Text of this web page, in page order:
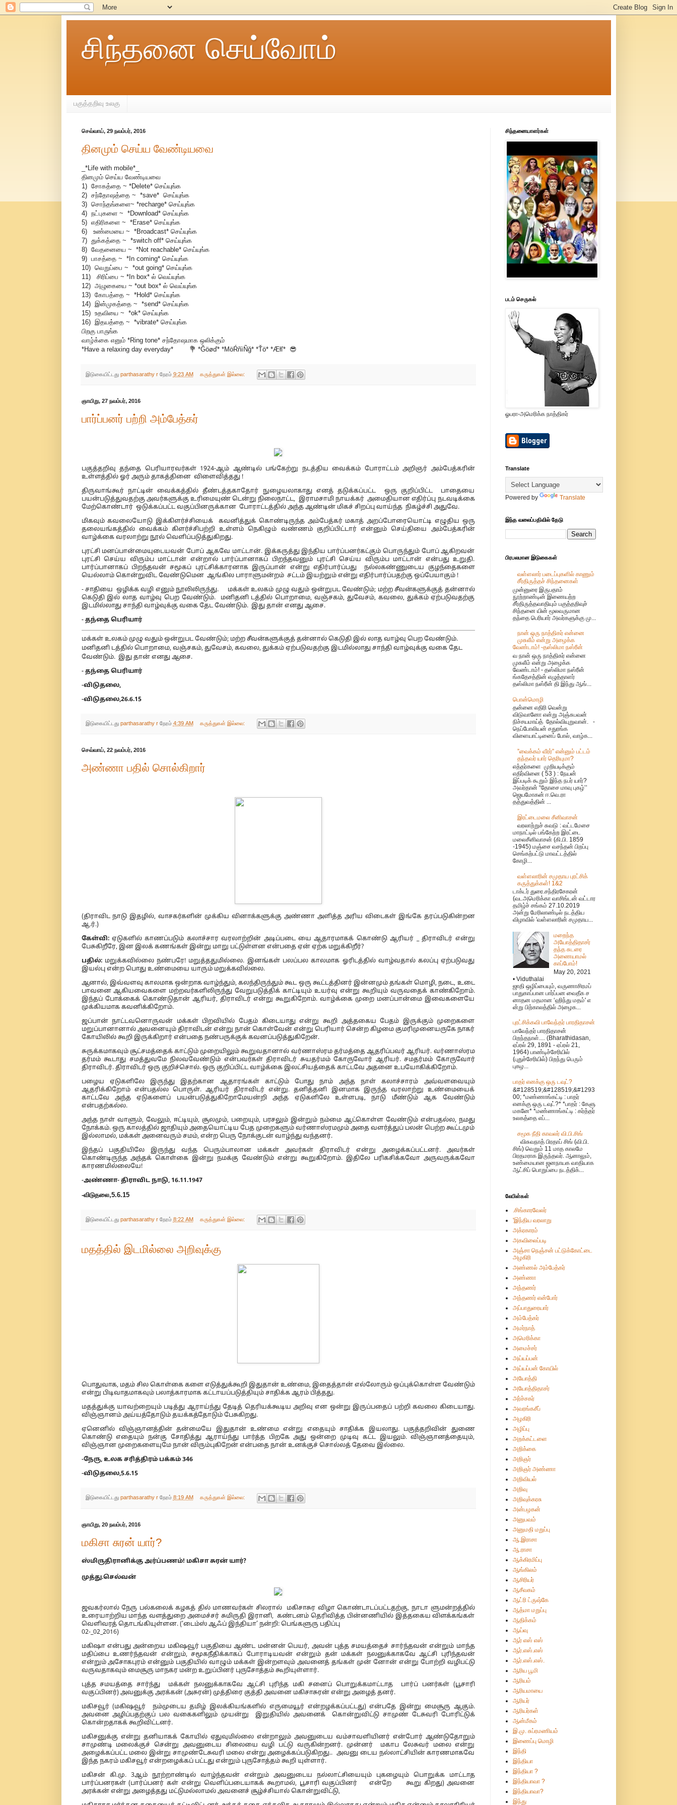
சிந்தனை செய்வோம்
பகுத்தறிவு உலகு
செவ்வாய், 29 நவம்பர், 2016
தினமும் செய்ய வேண்டியவை
_*Life with mobile*_
தினமும் செய்ய வேண்டியவை
1) சோகத்தை ~ *Delete* செய்யுங்க
2) சந்தோஷத்தை ~ *save* செய்யுங்க
3) சொந்தங்களை~ *recharge* செய்யுங்க
4) நட்புகளை ~ *Download* செய்யுங்க
5) எதிரிகளை ~ *Erase* செய்யுங்க
6) உண்மையை ~ *Broadcast* செய்யுங்க
7) துக்கத்தை ~ *switch off* செய்யுங்க
8) வேதனையை ~ *Not reachable* செய்யுங்க
9) பாசத்தை ~ *In coming* செய்யுங்க
10) வெறுப்பை ~ *out going* செய்யுங்க
11) சிரிப்பை ~ *In box* ல் வெய்யுங்க
12) அழுகையை ~ *out box* ல் வெய்யுங்க
13) கோபத்தை ~ *Hold* செய்யுங்க
14) இன்முகத்தை ~ *send* செய்யுங்க
15) உதவியை ~ *ok* செய்யுங்க
16) இதயத்தை ~ *vibrate* செய்யுங்க
பிறகு பாருங்க
வாழ்க்கை எனும் *Ring tone* சந்தோஷமாக ஒலிக்கும்
*Have a relaxing day everyday* 💐 *Ğöøď* *MöŔñìÑğ* *Ťö* *Æłľ* 😎
இடுகையிட்டது parthasarathy r நேரம் 9:23 AM கருத்துகள் இல்லை:
ஞாயிறு, 27 நவம்பர், 2016
பார்ப்பனர் பற்றி அம்பேத்கர்
பகுத்தறிவு தந்தை பெரியாரவர்கள் 1924-ஆம் ஆண்டில் பங்கேற்று நடத்திய வைக்கம் போராட்டம் அறிஞர் அம்பேத்கரின்
உள்ளத்தில் ஓர் அரும் தாகத்தினை விளைவித்தது !
திருவாங்கூர் நாட்டின் வைக்கத்தில் தீண்டத்தகாதோர் நுழையலாகாது எனத் தடுக்கப்பட்ட ஒரு குறிப்பிட்ட பாதையை
பயன்படுத்துவதற்கு அவர்களுக்கு உரிமையுண் டென்று நிலைநாட்ட, இராமசாமி நாயக்கர் அமைதியான எதிர்ப்பு நடவடிக்கை
மேற்கொண்டார் ஒடுக்கப்பட்ட வகுப்பினருக்கான போராட்டத்தில் அந்த ஆண்டின் மிகச் சிறப்பு வாய்ந்த நிகழ்ச்சி அதுவே.
மிகவும் கவலையோடு இக்கிளர்ச்சியைக் கவனித்துக் கொண்டிருந்த அம்பேத்கர் மகாத் அறப்போரையொட்டி எழுதிய ஒரு
தலையங்கத்தில் வைக்கம் கிளர்ச்சிபற்றி உள்ளம் நெகிழும் வண்ணம் குறிப்பிட்டார் என்னும் செய்தியை அம்பேத்கரின்
வாழ்க்கை வரலாற்று நூல் வெளிப்படுத்துகிறது.
புரட்சி மனப்பான்மையுடையவன் போப் ஆகவே மாட்டான். இக்கருத்து இந்திய பார்ப்பனர்கட்கும் பொருந்தும் போப் ஆகிறவன்
புரட்சி செய்ய விரும்ப மாட்டான் என்றால் பார்ப்பானாகப் பிறந்தவனும் புரட்சி செய்ய விரும்ப மாட்டான் என்பது உறுதி.
பார்ப்பானாகப் பிறந்தவன் சமூகப் புரட்சிக்காரனாக இருப்பான் என்று எதிர்பார்ப்பது நல்லகண்ணுடைய குழந்தைகளை
யெல்லாம் கொன்றுவிட வேண்டுமென ஆங்கில பாராளுமன்றம் சட்டம் இயற்றும் என்று எதிர்பார்ப்பதற்கு ஒப்பேயாகும் !
- சாதியை ஒழிக்க வழி எனும் நூலிலிருந்து. மக்கள் உலகம் முழு வதும் ஒன்றுபட வேண்டும்; மற்ற சீவன்களுக்குத் தன்னால்
கெடுதி இல் லாத வாழ்வு பெற வேண்டும். மனிதனி டத்தில் பொறாமை, வஞ்சகம், துவேசம், கவலை, துக்கம் ஏற்படுவதற்கு
இடமில்லாது சாந்தி வாழ்வுக்கு வகை தேட வேண்டும். இது தான் எனது ஆசை.
- தந்தை பெரியார்
மக்கள் உலகம் முழு வதும் ஒன்றுபட வேண்டும்; மற்ற சீவன்களுக்குத் தன்னால் கெடுதி இல் லாத வாழ்வு பெற வேண்டும்.
மனிதனி டத்தில் பொறாமை, வஞ்சகம், துவேசம், கவலை, துக்கம் ஏற்படுவதற்கு இடமில்லாது சாந்தி வாழ்வுக்கு வகை தேட
வேண்டும். இது தான் எனது ஆசை.
- தந்தை பெரியார்
-விடுதலை,
-விடுதலை,26.6.15
இடுகையிட்டது parthasarathy r நேரம் 4:39 AM கருத்துகள் இல்லை:
செவ்வாய், 22 நவம்பர், 2016
அண்ணா பதில் சொல்கிறார்
(திராவிட நாடு இதழில், வாசகர்களின் முக்கிய வினாக்களுக்கு அண்ணா அளித்த அரிய விடைகள் இங்கே தரப்படுகின்றன
ஆ.ர்.)
கேள்வி:ஏடுகளில் காணப்படும் கலாச்சார வரலாற்றின் அடிப்படை யை ஆதாரமாகக் கொண்டு ஆரியர் _ திராவிடர் என்று
பேசுகிறீரே, இன இலக் கணங்கள் இன்று மாறு பட்டுள்ளன என்பதை ஏன் ஏற்க மறுக்கிறீர்?
பதில்:மறுக்கவில்லை நண்பரே! மறுத்ததுமில்லை. இனங்கள் பலப்பல காலமாக ஓரிடத்தில் வாழ்வதால் கலப்பு ஏற்படுவது
இயல்பு என்ற பொது உண்மையை யாரும் மறுக்கவில்லை.
ஆனால், இவ்வளவு காலமாக ஒன்றாக வாழ்ந்தும், கலந்திருந்தும் கூட ஒரு கூட்டத்தினர் இன்னமும் தங்கள் மொழி, நடை, உடை
பாவனை ஆகியவைகளை மற்றவர்களிலிருந்து வேறுபடுத்திக் காட்டியும் உயர்வு என்று கூறியும் வருவதைக் காண்கிறோம்.
இந்தப் போக்கைக் கொண்டுதான் ஆரியர், திராவிடர் என்று கூறுகிறோம். வாழ்க்கை முறை மனப்பான்மை இவைகளையே
முக்கியமாக கவனிக்கிறோம்.
ஜப்பான் நாட்டவனொருவன் மக்கள் பிறவியில் பேதம் கிடையாது என்று கூறி அத்தகைய பேதம் இருக்கும் முறைகளை
மறுப்பானானால் அவனையும் திராவிடன் என்று நான் கொள்வேன் என்று பெரியார் சென்ற கிழமை குமரிமுனையருகே நாகர்
கோயிலில் கூறி இருக்கிறார் என்பதை நண்பருக்குக் கவனப்படுத்துகிறேன்.
சுருக்கமாகவும் சூட்சமத்தைக் காட்டும் முறையிலும் கூறுவதானால் வர்ணாஸ்ரம தர்மத்தை ஆதரிப்பவர் ஆரியர். வர்ணாஸ்ரம
தர்மம் கூடாது சமத்துவமே நிலவவேண்டும் என்பவர்கள் திராவிடர் சுயதர்மம் கோருவோர் ஆரியர். சமதர்மம் கோருவோர்
திராவிடர். திராவிடர் ஒரு குறிச்சொல். ஒரு குறிப்பிட்ட வாழ்க்கை இலட்சியத்தைக் காட்டவே அதனை உபயோகிக்கிறோம்.
பழைய ஏடுகளிலே இருந்து இதற்கான ஆதாரங்கள் காட்டும் போது நாம் அந்த நாள் கலாச்சாரம் அவ்வளவையும்
ஆதரிக்கிறோம் என்பதல்ல பொருள். ஆரியர் திராவிடர் என்று. தனித்தனி இனமாக இருந்த வரலாற்று உண்மையைக்
காட்டவே அந்த ஏடுகளைப் பயன்படுத்துகிறோமேயன்றி அந்த ஏடுகளிலே உள்ளபடி, நாடு மீண்டும் ஆக வேண்டும்
என்பதற்கல்ல.
அந்த நாள் வாளும், வேலும், ஈட்டியும், சூலமும், பறையும், பரசலும் இன்றும் நம்மை ஆட்கொள்ள வேண்டும் என்பதல்ல, நமது
நோக்கம். ஒரு காலத்தில் ஜாதியும் அதையொட்டிய பேத முறைகளும் வர்ணாஸ்ரமமும் அதை வளர்த்துப் பலன் பெற்ற கூட்டமும்
இல்லாமல், மக்கள் அனைவரும் சமம், என்ற பெரு நோக்குடன் வாழ்ந்து வந்தனர்.
இந்தப் பகுதியிலே இருந்து வந்த பெரும்பாலான மக்கள் அவர்கள் திராவிடர் என்று அழைக்கப்பட்டனர். அவர்கள்
கொண்டிருந்த அந்தக் கொள்கை இன்று நமக்கு வேண்டும் என்று கூறுகிறோம். இதிலே பரிகசிக்கவோ அருவருக்கவோ
காரணமில்லையே!
-அண்ணா- திராவிட நாடு, 16.11.1947
-விடுதலை,5.6.15
இடுகையிட்டது parthasarathy r நேரம் 8:22 AM கருத்துகள் இல்லை:
மதத்தில் இடமில்லை அறிவுக்கு
பொதுவாக, மதம் சில கொள்கை களை எடுத்துக்கூறி இதுதான் உண்மை, இதைத்தான் எல்லோரும் ஒப்புக்கொள்ள வேண்டும்
என்று பிடிவாதமாகவும் பலாத்காரமாக கட்டாயப்படுத்தியும் சாதிக்க ஆரம் பித்தது.
மதத்துக்கு யாவற்றையும் படித்து ஆராய்ந்து தேடித் தெரியக்கூடிய அறிவு என ஒன்று இருப்பதைப் பற்றி கவலை கிடையாது.
விஞ்ஞானம் அய்யத்தோடும் தயக்கத்தோடும் பேசுகிறது.
ஏனெனில் விஞ்ஞானத்தின் தன்மையே இதுதான் உண்மை என்று எதையும் சாதிக்க இயலாது. பகுத்தறிவின் துணை
கொண்டு எதையும் நன்கு சோதித்து ஆராய்ந்து பார்த்த பிறகே அது ஒன்றை முடிவு கட்ட இயலும். விஞ்ஞானத்தையும்,
விஞ்ஞான முறைகளையுமே நான் விரும்புகிறேன் என்பதை நான் உனக்குச் சொல்லத் தேவை இல்லை.
-நேரு, உலக சரித்திரம் பக்கம் 346
-விடுதலை,5.6.15
இடுகையிட்டது parthasarathy r நேரம் 8:19 AM கருத்துகள் இல்லை:
ஞாயிறு, 20 நவம்பர், 2016
மகிசா சுரன் யார்?
ஸ்மிருதிரானிக்கு அர்ப்பணம்! மகிசா சுரன் யார்?
முத்து.செல்வன்
ஜவகர்லால் நேரு பல்கலைக் கழகத் தில் மாணவர்கள் சிலரால் மகிசாசுர விழா கொண்டாடப்பட்டதற்கு, நாடா ளுமன்றத்தில்
உரையாற்றிய மாந்த வளத்துறை அமைச்சர் சுமிருதி இரானி, கண்டனம் தெரிவித்த பின்னணியில் இத்தகைய விளக்கங்கள்
வெளிவரத் தொடங்கியுள்ளன. (‘டைம்ஸ் ஆஃப் இந்தியா’ நன்றி: பெங்களுரு பதிப்பு
02-_02_2016)
மகிஷா என்பது அன்றைய மகிஷவூர் பகுதியை ஆண்ட மன்னன் பெயர், அவன் புத்த சமயத்தைச் சார்ந்தவன் என்றும் மாந்த
மதிப்பை உணர்ந்தவன் என்றும், சமூகநீதிக்காகப் போராடியவன் என்றும் தன் மக்கள் நலனுக்காகவே ஆட்சி புரிந்தவன்
என்றும் அசோகபுரம் என்னும் பகுதியில் வாழும் மக்கள் இன்றளவும் அவனைத் தங்கள் முன் னோன் என்று போற்றி வழிபட்டு
வருவதாகவும் மைசூரு மாநகர மன்ற உறுப்பினர் புருசோத்தம் கூறியுள்ளார்.
புத்த சமயத்தை சார்ந்து மக்கள் நலனுக்காகவே ஆட்சி புரிந்த மகி சனைப் பொறுக்கமாட்டாத பார்ப் பனர்கள் (பூசாரி
வகுப்பினர்) அவனுக்கு அரக்கன் (அசுரன்) முத்திரை குத்தி அவனை மகிசாசுரன் என்று அழைத் தனர்.
மகிசவூர் (மகிஷவூர் நம்முடைய தமிழ் இலக்கியங்களில் எருமையூர் என்றழக்கப்பட்டது) என்பதே இன்று மைசூரு ஆகும்.
அவனை அழிப்பதற்குப் பல வகைகளிலும் முயன்று இறுதியில் அவனைக் கொன்றுவிட்டு சாமுண் டேசுவரி போரிட்டுக்
கொன்றதாகக் கூறிவிட்டனர்.
மகிசனுக்கு என்று தனியாகக் கோயில் ஏதுவுமில்லை என்றாலும் அவனுடைய வம்சாவளியினர் என்போர் ஆண்டுதோறும்
சாமுண்டி மலைக்குச் சென்று அவனுடைய சிலையை வழி பட்டு வருகின்றனர். முன்னர் மகாப லேசுவர் மலை என்று
அழைக்கப்பட்ட மலை இன்று சாமுண்டேசுவரி மலை என்று அழைக்கப்படுகிறது.. அவனு டைய நல்லாட்சியின் காரணமாகவே
இந்த நகரம் மகிசவூர் என்றழைக்கப் பட்டது என்றும் புருசோத்தம் கூறி யுள்ளார்.
மகிசன் கி.மு. 3ஆம் நூற்றாண்டில் வாழ்ந்தவன் என்றும் அவனுடைய நல்லாட்சியையும் புகழையும் பொறுக்க மாட்டாத
பார்ப்பனரகள் (பார்ப்பனர் கள் என்று வெளிப்படையாகக் கூறாமல், பூசாரி வகுப்பினர் என்றே கூறு கிறது) அவனை
அரக்கன் என்று அழைத்தது மட்டுமல்லாமல் அவனைச் சூழ்ச்சியால் கொன்றுவிட்டு,
சிந்தனையாளர்கள்
படம் செருகல்
ஓபரா-அமெரிக்க நாத்திகர்
Translate
Powered by Translate
இந்த வலைப்பதிவில் தேடு
பிரபலமான இடுகைகள்
வள்ளலார் படைப்புகளில் காணும்
சீர்திருத்தச் சிந்தனைகள்
முன்னுரை இருபதாம்
நூற்றாண்டின் இணையற்ற
சீர்திருத்தவாதியும் பகுத்தறிவுச்
சிந்தனை யின் மூலவருமான
தந்தை பெரியார் அவர்களுக்கு மு...
நான் ஒரு நாத்திகர் என்னை
முசுலீம் என்று அழைக்க
வேண்டாம்! -தஸ்லிமா நஸ்ரீன்
வ நான் ஒரு நாத்திகர் என்னை
முசுலீம் என்று அழைக்க
வேண்டாம்! - தஸ்லிமா நஸ்ரீன்
ங்கதேசத்தின் எழுத்தாளர்
தஸ்லிமா நஸ்ரீன் தி இந்து ஆங்...
பொன்மொழி
தன்னை எதிரி வென்று
விடுவானோ என்று அஞ்சுபவன்
நிச்சயமாய்த் தோல்வியுறுவான். -
நெப்போலியன் சதுரங்க
விளையாட்டினைப் போல், வாழ்க...
”வைக்கம் வீரர்” என்னும் பட்டம்
தந்தவர் யார் தெரியுமா?
எத்தர்களை முறியடிக்கும்
எதிர்வினை ( 53 ) : நேயன்
இப்படிக் கூறும் இந்த நபர் யார்?
அவர்தான் “தோசை மாவு புகழ்’’
ஜெயமோகன் ஈ.வெ.ரா
தத்துவத்தின் ...
இரட்டைமலை சீனிவாசன்
வரலாற்றுச் சுவடு : வட்டமேசை
மாநாட்டில் பங்கேற்ற இரட்டை
மலைசீனிவாசன் (கி.பி. 1859
-1945) மஞ்சை வசந்தன் பிறப்பு
செங்கற்பட்டு மாவட்டத்தில்
கோழி...
வள்ளலாரின் சமுதாய புரட்சிக்
கருத்துக்கள்! 1&2
டாக்டர் துரை.சந்திரசேகரன்
(வடஅமெரிக்கா வாசிங்டன் வட்டார
தமிழ்ச் சங்கம் 27.10.2019
அன்று மேரிலாண்டில் நடத்திய
விழாவில் 'வள்ளலாரின் சமுதாய...
மறைந்த
அயோத்திதாசர்
தந்த சுடரை
அணையாமல்
காப்போம்!
May 20, 2021
• Viduthalai
ஜாதி ஒழிப்பையும், வருணாசிரமப்
பாதுகாப்பான பார்ப்பன வைதீக ச
னாதன மதமான ‘ஹிந்து மதம்' எ
ன்று பிற்காலத்தில் அழைக...
புரட்சிக்கவி பாவேந்தர் பாரதிதாசன்
பாவேந்தர் பாரதிதாசன்
பிறந்தநாள்.... (Bharathidasan,
ஏப்ரல் 29, 1891 - ஏப்ரல் 21,
1964) பாண்டிச்சேரியில்
(புதுச்சேரியில்) பிறந்து பெரும்
புகழ...
பாதர் எனக்கு ஒரு டவுட்?
&#128519;&#128519;&#1293
00; *மண்ணாங்கட்டி : பாதர்
எனக்கு ஒரு டவுட்?* *பாதர் : கேளு
மகனே* *மண்ணாங்கட்டி : கர்த்தர்
உலகத்தை எப்...
சமூக நீதி காவலர் வி.பி.சிங்
விசுவநாத் பிரதாப் சிங் (வி.பி.
சிங்) வெறும் 11 மாத காலமே
பிரதமராக இருந்தவர். ஆனாலும்,
உண்மையான ஜனநாயக வாதியாக
ஆட்சிப் பொறுப்பை நடத்திக்...
லேபிள்கள்
.சிங்காரவேலர்
'இந்திய வரலாறு
அக்ரகாரம்
அகவிலைப்படி
அஞ்சா நெஞ்சன் பட்டுக்கோட்டை
அழகிரி
அண்ணல் அம்பேத்கர்
அண்ணா
அந்தணர்
அந்தணர் என்போர்
அப்பாதுரையார்
அம்பேத்கர்
அமர்நாத்
அமெரிக்கா
அமைச்சர்
அய்யப்பன்
அய்யப்பன் கோயில்
அயோத்தி
அயோத்திதாசர்
அர்ச்சகர்
அவரங்கசீப்
அழகிரி
அழிப்பு
அறக்கட்டளை
அறிக்கை
அறிஞர்
அறிஞர் அண்ணா
அறிவியல்
அறிவு
அறிவுக்கரசு
அன்பழகன்
அனுபவம்
அனுமதி மறுப்பு
ஆ.இராசா
ஆ.ராசா
ஆக்கிரமிப்பு
ஆங்கிலம்
ஆசிரியர்
ஆசீவகம்
ஆட்ரி ட்ருஷ்கே
ஆத்மா மறுப்பு
ஆதிக்கம்
ஆய்வு
ஆர் எஸ் எஸ்
ஆர்.எஸ்.எஸ்
ஆர்.எஸ்.எஸ்.
ஆரிய பூமி
ஆரியம்
ஆரியமாயை
ஆரியர்
ஆரியர்கள்
ஆன்மீகம்
இ.மு. சுப்ரமணியம்
இணைப்பு மொழி
இந்தி
இந்தியா
இந்தியா ?
இந்தியாவா ?
இந்தியாவா?
இந்து